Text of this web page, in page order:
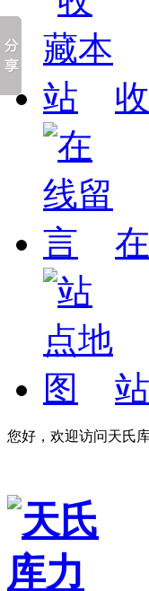
您好，欢迎访问天氏